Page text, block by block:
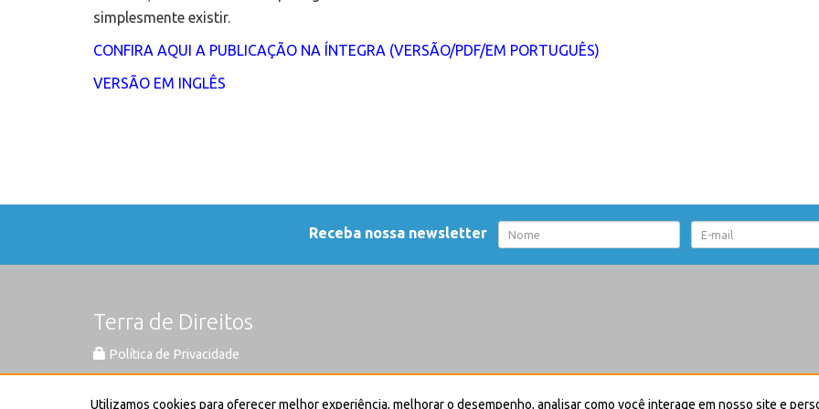
simplesmente existir.
CONFIRA AQUI A PUBLICAÇÃO NA ÍNTEGRA (VERSÃO/PDF/EM PORTUGUÊS)
VERSÃO EM INGLÊS
Receba nossa newsletter
Terra de Direitos
Política de Privacidade
Este trabalho está licenciado com uma Licença Creative Commons-Atribuição-Não Comercial-Sem Derivações 4.0
Utilizamos cookies para oferecer melhor experiência, melhorar o desempenho, analisar como você interage em nosso site e